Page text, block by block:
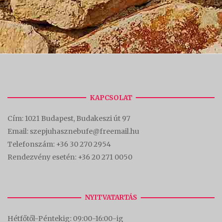
KAPCSOLAT
Cím: 1021 Budapest, Budakeszi út 97
Email: szepjuhasznebufe@freemail.hu
Telefonszám: +36 30 270 2954
Rendezvény esetén: +36 20 271 0050
NYITVATARTÁS
Hétfőtől-Péntekig: 09:00-16:00-ig